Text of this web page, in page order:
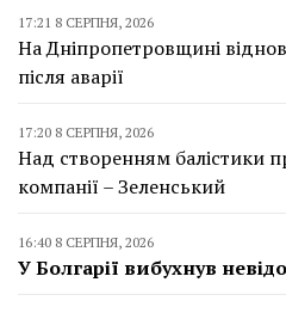
17:21 8 СЕРПНЯ, 2026
На Дніпропетровщині
після аварії
17:20 8 СЕРПНЯ, 2026
Над створенням балістики
компанії – Зеленський
16:40 8 СЕРПНЯ, 2026
У Болгарії вибухнув